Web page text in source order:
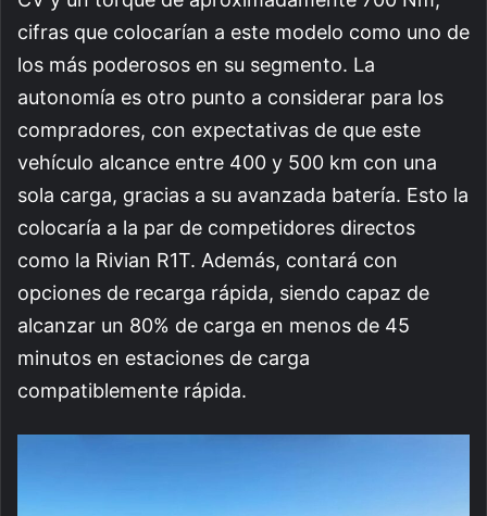
cifras que colocarían a este modelo como uno de
los más poderosos en su segmento. La
autonomía es otro punto a considerar para los
compradores, con expectativas de que este
vehículo alcance entre 400 y 500 km con una
sola carga, gracias a su avanzada batería. Esto la
colocaría a la par de competidores directos
como la Rivian R1T. Además, contará con
opciones de recarga rápida, siendo capaz de
alcanzar un 80% de carga en menos de 45
minutos en estaciones de carga
compatiblemente rápida.